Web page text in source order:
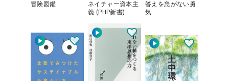
冒険図鑑
ネイチャー資本主
義 (PHP新書)
答えを急がない勇
気